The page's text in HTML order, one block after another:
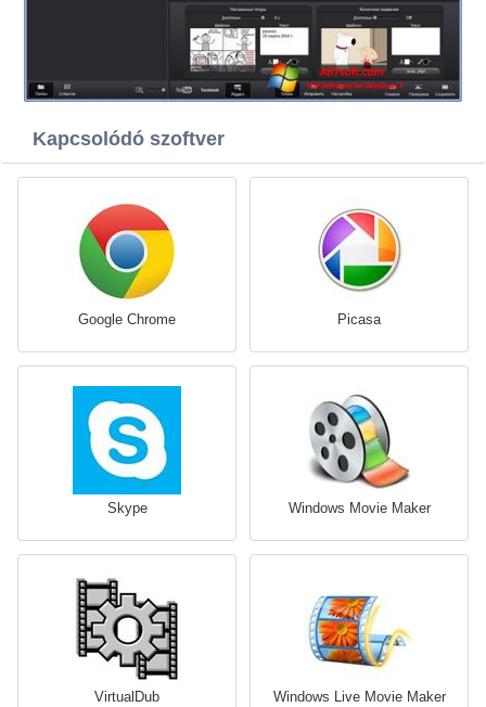
Kapcsolódó szoftver
Google Chrome Picasa
Skype Windows Movie Maker
VirtualDub Windows Live Movie Maker